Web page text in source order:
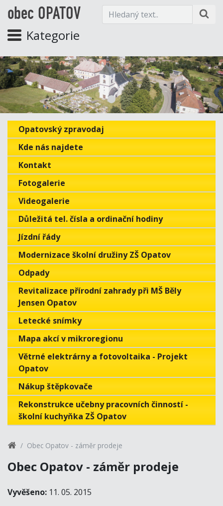
obec OPATOV
Kategorie
Opatovský zpravodaj
Kde nás najdete
Kontakt
Fotogalerie
Videogalerie
Důležitá tel. čísla a ordinační hodiny
Jízdní řády
Modernizace školní družiny ZŠ Opatov
Odpady
Revitalizace přírodní zahrady při MŠ Běly
Jensen Opatov
Letecké snímky
Mapa akcí v mikroregionu
Větrné elektrárny a fotovoltaika - Projekt
Opatov
Nákup štěpkovače
Rekonstrukce učebny pracovních činností -
školní kuchyňka ZŠ Opatov
Obec Opatov - záměr prodeje
Obec Opatov - záměr prodeje
Vyvěšeno: 11. 05. 2015